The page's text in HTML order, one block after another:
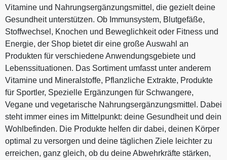
Vitamine und Nahrungsergänzungsmittel, die gezielt deine
Gesundheit unterstützen. Ob Immunsystem, Blutgefäße,
Stoffwechsel, Knochen und Beweglichkeit oder Fitness und
Energie, der Shop bietet dir eine große Auswahl an
Produkten für verschiedene Anwendungsgebiete und
Lebenssituationen. Das Sortiment umfasst unter anderem
Vitamine und Mineralstoffe, Pflanzliche Extrakte, Produkte
für Sportler, Spezielle Ergänzungen für Schwangere,
Vegane und vegetarische Nahrungsergänzungsmittel. Dabei
steht immer eines im Mittelpunkt: deine Gesundheit und dein
Wohlbefinden. Die Produkte helfen dir dabei, deinen Körper
optimal zu versorgen und deine täglichen Ziele leichter zu
erreichen, ganz gleich, ob du deine Abwehrkräfte stärken,